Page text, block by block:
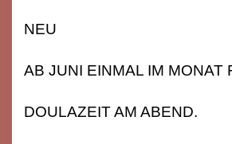
NEU
AB JUNI EINMAL IM MONAT
DOULAZEIT AM ABEND.